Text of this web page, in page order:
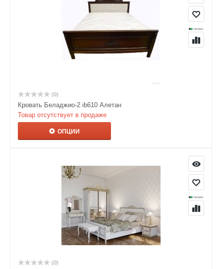
(0)
Кровать Беладжио-2 ib610 Алетан
Товар отсутствует в продаже
ОПЦИИ
(0)